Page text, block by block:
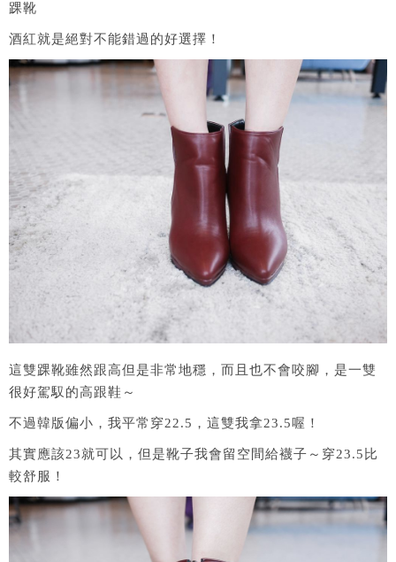
踝靴
酒紅就是絕對不能錯過的好選擇！
這雙踝靴雖然跟高但是非常地穩，而且也不會咬腳，是一雙
很好駕馭的高跟鞋～
不過韓版偏小，我平常穿22.5，這雙我拿23.5喔！
其實應該23就可以，但是靴子我會留空間給襪子～穿23.5比
較舒服！